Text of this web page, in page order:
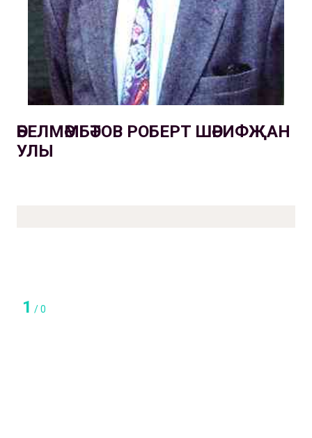
ӘБЕЛМӘМБӘТОВ РОБЕРТ ШӘРИФҖАН
УЛЫ
1 /0